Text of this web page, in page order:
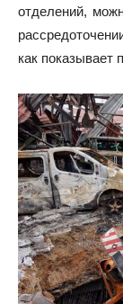
отделений,
как показывает